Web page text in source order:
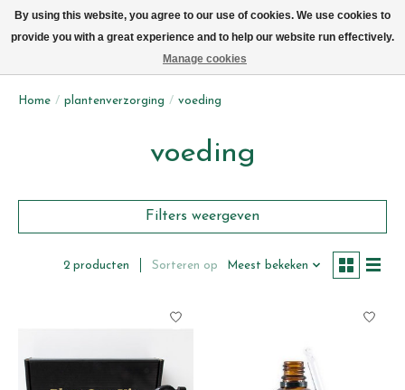
Home / plantenverzorging / voeding
voeding
Filters weergeven
2 producten Sorteren op Meest bekeken
By using this website, you agree to our use of cookies. We use cookies to
provide you with a great experience and to help our website run effectively.
Manage cookies